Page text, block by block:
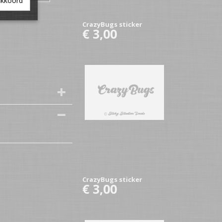
CrazyBugs sticker
€ 3,00
CrazyBugs sticker
€ 3,00